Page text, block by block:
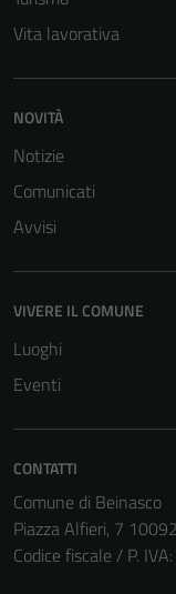
Vita lavorativa
NOVITÀ
Notizie
Comunicati
Avvisi
VIVERE IL COMUNE
Luoghi
Eventi
CONTATTI
Comune di Beinasco
Piazza Alfieri, 7
Codice fiscale / P.